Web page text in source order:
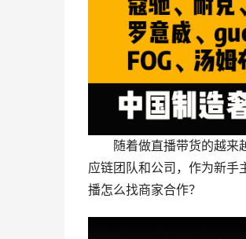
随着做直播带货的越来
应链团队和公司，作为新手
播怎么找商家合作？